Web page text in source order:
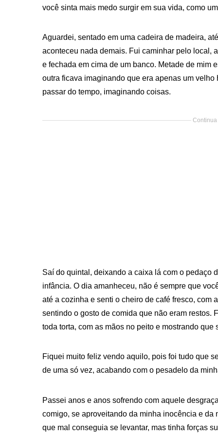
você sinta mais medo surgir em sua vida, como
Aguardei, sentado em uma cadeira de madeira,
aconteceu nada demais. Fui caminhar pelo local,
e fechada em cima de um banco. Metade de mim
outra ficava imaginando que era apenas um
passar do tempo, imaginando coisas.
Saí do quintal, deixando a caixa lá com o pedaço
infância. O dia amanheceu, não é sempre que
até a cozinha e senti o cheiro de café fresco, com
sentindo o gosto de comida que não eram restos.
toda torta, com as mãos no peito e mostrando que
Fiquei muito feliz vendo aquilo, pois foi tudo que
de uma só vez, acabando com o pesadelo da
Passei anos e anos sofrendo com aquele
comigo, se aproveitando da minha inocência e
que mal conseguia se levantar, mas tinha forças